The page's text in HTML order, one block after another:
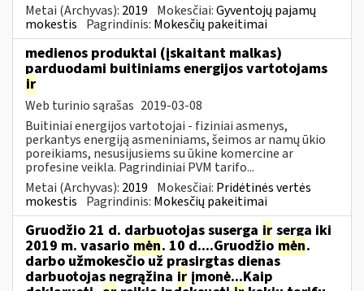
Metai (Archyvas): 2019 Mokesčiai:Gyventojų pajamų
mokestis Pagrindinis: Mokesčių pakeitimai
medienos produktai (įskaitant malkas)
parduodami buitiniams energijos vartotojams
ir
Web turinio sąrašas 2019-03-08
Buitiniai energijos vartotojai - fiziniai asmenys,
perkantys energiją asmeniniams, šeimos ar namų ūkio
poreikiams, nesusijusiems su ūkine komercine ar
profesine veikla. Pagrindiniai PVM tarifo...
Metai (Archyvas): 2019 Mokesčiai: Pridėtinės vertės
mokestis Pagrindinis: Mokesčių pakeitimai
Gruodžio 21 d. darbuotojas suserga ir serga iki
2019 m. vasario mėn. 10 d....Gruodžio mėn.
darbo užmokesčio už prasirgtas dienas
darbuotojas negrąžina ir įmonė...Kaip